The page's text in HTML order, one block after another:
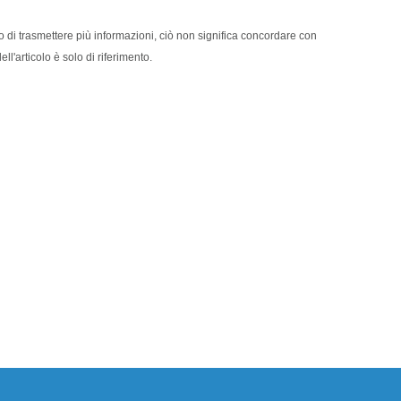
trasmettere più informazioni, ciò non significa concordare con
è solo di riferimento.